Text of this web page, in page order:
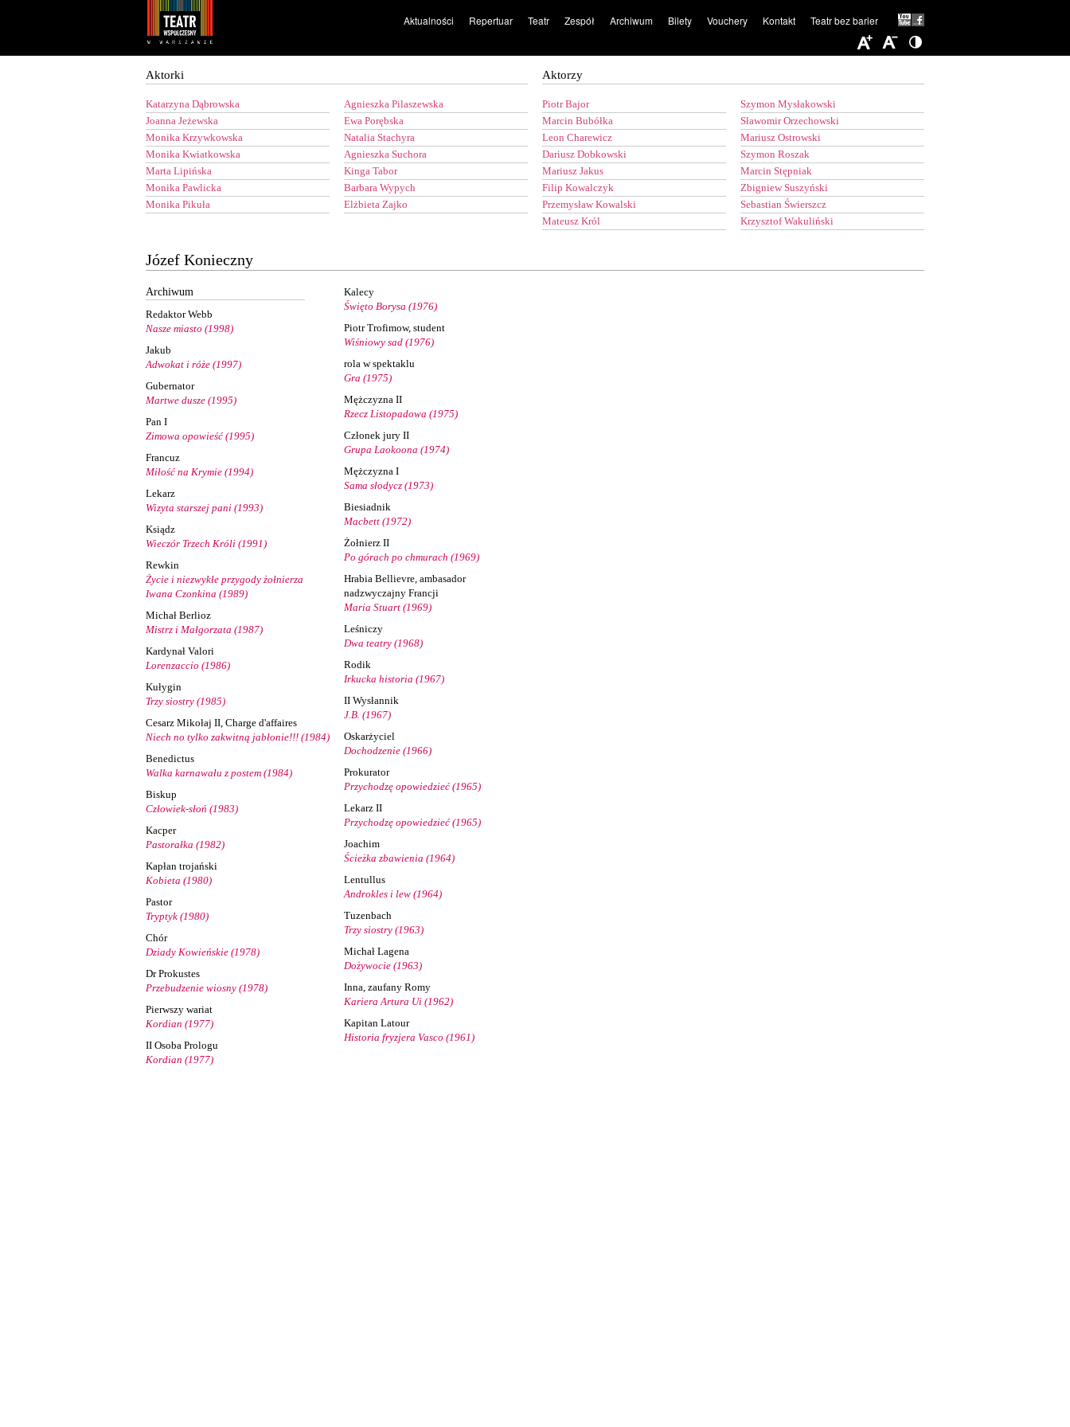
Aktualności Repertuar Teatr Zespół Archiwum Bilety Vouchery Kontakt Teatr bez barier
Aktorki
Katarzyna Dąbrowska
Joanna Jeżewska
Monika Krzywkowska
Monika Kwiatkowska
Marta Lipińska
Monika Pawlicka
Monika Pikuła
Agnieszka Pilaszewska
Ewa Porębska
Natalia Stachyra
Agnieszka Suchora
Kinga Tabor
Barbara Wypych
Elżbieta Zajko
Aktorzy
Piotr Bajor
Marcin Bubółka
Leon Charewicz
Dariusz Dobkowski
Mariusz Jakus
Filip Kowalczyk
Przemysław Kowalski
Mateusz Król
Szymon Mysłakowski
Sławomir Orzechowski
Mariusz Ostrowski
Szymon Roszak
Marcin Stępniak
Zbigniew Suszyński
Sebastian Świerszcz
Krzysztof Wakuliński
Józef Konieczny
Archiwum
Redaktor Webb
Nasze miasto (1998)
Jakub
Adwokat i róże (1997)
Gubernator
Martwe dusze (1995)
Pan I
Zimowa opowieść (1995)
Francuz
Miłość na Krymie (1994)
Lekarz
Wizyta starszej pani (1993)
Ksiądz
Wieczór Trzech Króli (1991)
Rewkin
Życie i niezwykłe przygody żołnierza
Iwana Czonkina (1989)
Michał Berlioz
Mistrz i Małgorzata (1987)
Kardynał Valori
Lorenzaccio (1986)
Kułygin
Trzy siostry (1985)
Cesarz Mikołaj II, Charge d'affaires
Niech no tylko zakwitną jabłonie!!! (1984)
Benedictus
Walka karnawału z postem (1984)
Biskup
Człowiek-słoń (1983)
Kacper
Pastorałka (1982)
Kapłan trojański
Kobieta (1980)
Pastor
Tryptyk (1980)
Chór
Dziady Kowieńskie (1978)
Dr Prokustes
Przebudzenie wiosny (1978)
Pierwszy wariat
Kordian (1977)
II Osoba Prologu
Kordian (1977)
Kalecy
Święto Borysa (1976)
Piotr Trofimow, student
Wiśniowy sad (1976)
rola w spektaklu
Gra (1975)
Mężczyzna II
Rzecz Listopadowa (1975)
Członek jury II
Grupa Laokoona (1974)
Mężczyzna I
Sama słodycz (1973)
Biesiadnik
Macbett (1972)
Żołnierz II
Po górach po chmurach (1969)
Hrabia Bellievre, ambasador
nadzwyczajny Francji
Maria Stuart (1969)
Leśniczy
Dwa teatry (1968)
Rodik
Irkucka historia (1967)
II Wysłannik
J.B. (1967)
Oskarżyciel
Dochodzenie (1966)
Prokurator
Przychodzę opowiedzieć (1965)
Lekarz II
Przychodzę opowiedzieć (1965)
Joachim
Ścieżka zbawienia (1964)
Lentullus
Androkles i lew (1964)
Tuzenbach
Trzy siostry (1963)
Michał Lagena
Dożywocie (1963)
Inna, zaufany Romy
Kariera Artura Ui (1962)
Kapitan Latour
Historia fryzjera Vasco (1961)